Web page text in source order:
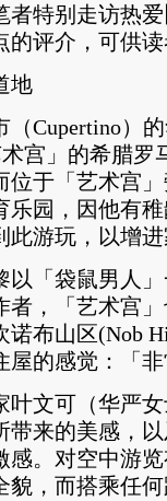
者特别走访热
的评介，可供
地
）的
宫」的希腊
位于「艺术宫
乐园，因他有
此游玩，以增
「袋鼠男人」
者，「艺术宫
诺布山区(Nob
屋的感觉：「
文可（华严女
带来的美感，
感。对空中游
貌，而搭乘任